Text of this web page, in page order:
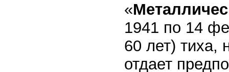
«
1941 по 14
60 лет) тиха,
отдает